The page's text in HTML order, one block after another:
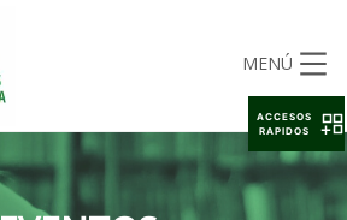
MENÚ
ACCESOS
RAPIDOS